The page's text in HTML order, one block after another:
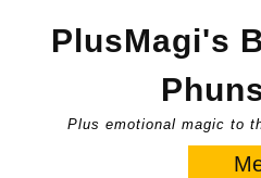
PlusMagi's
Plus emotional magic to